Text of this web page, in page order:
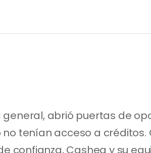
abrió puertas de
tenían acceso a
confianza, Cashea y su